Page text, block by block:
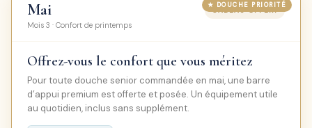
Mai
Mois 3 · Confort de printemps
CADEAU OFFERT
Offrez-vous le confort que vous méritez
Pour toute douche senior commandée en mai, une barre
d’appui premium est offerte et posée. Un équipement utile
au quotidien, inclus sans supplément.